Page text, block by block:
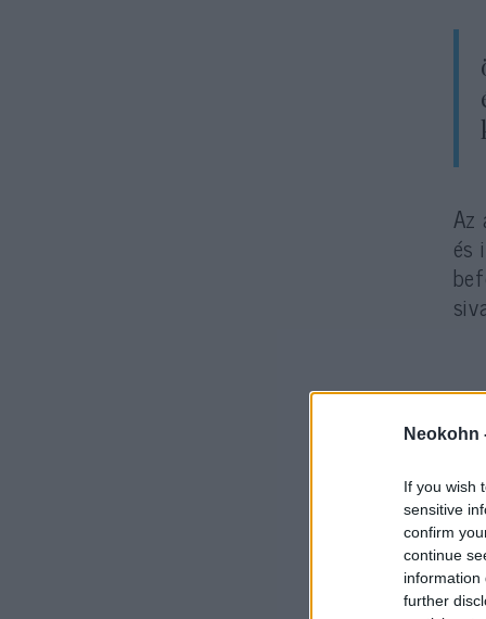
Neokohn
If you wish
sensitive
confirm
continue
information
further
Az
és